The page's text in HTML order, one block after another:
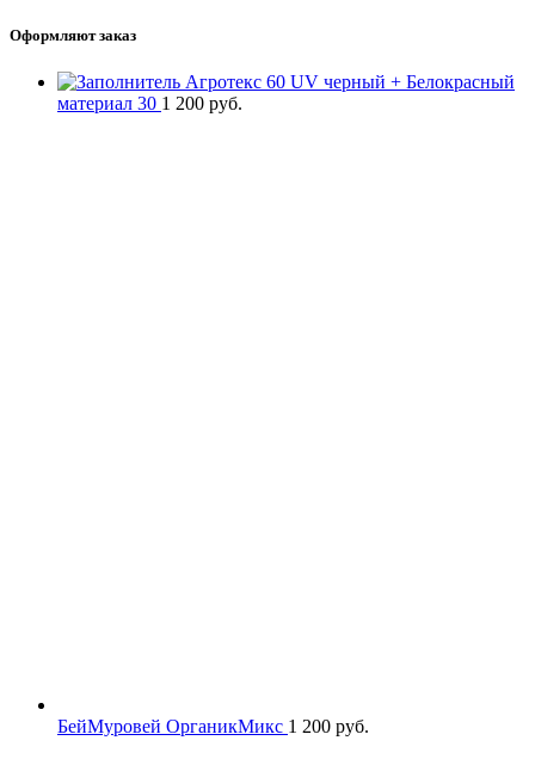
Оформляют заказ
Агротекс 60 UV черный + Белокрасный
материал 30 1 200 руб.
БейМуровей ОрганикМикс 1 200 руб.